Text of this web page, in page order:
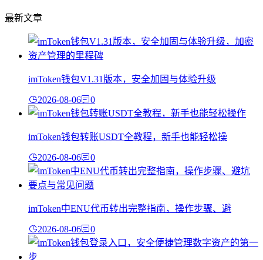
最新文章
imToken钱包V1.31版本，安全加固与体验升级
2026-08-06 0
imToken钱包转账USDT全教程，新手也能轻松操
2026-08-06 0
imToken中ENU代币转出完整指南，操作步骤、避
2026-08-06 0